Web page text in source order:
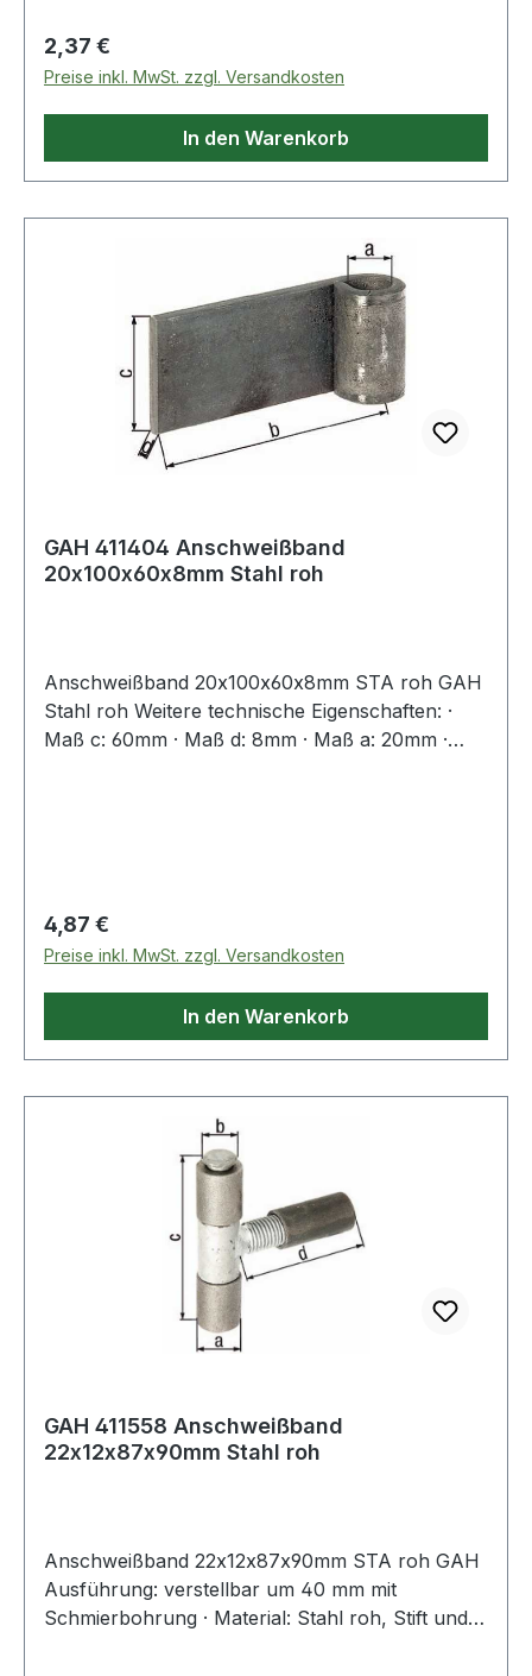
Regulärer Preis:
2,37 €
Preise inkl. MwSt. zzgl. Versandkosten
In den Warenkorb
GAH 411404 Anschweißband
20x100x60x8mm Stahl roh
Anschweißband 20x100x60x8mm STA roh GAH
Stahl roh Weitere technische Eigenschaften: ·
Maß c: 60mm · Maß d: 8mm · Maß a: 20mm ·
Regulärer Preis:
4,87 €
Preise inkl. MwSt. zzgl. Versandkosten
In den Warenkorb
GAH 411558 Anschweißband
22x12x87x90mm Stahl roh
Anschweißband 22x12x87x90mm STA roh GAH
Ausführung: verstellbar um 40 mm mit
Schmierbohrung · Material: Stahl roh, Stift und